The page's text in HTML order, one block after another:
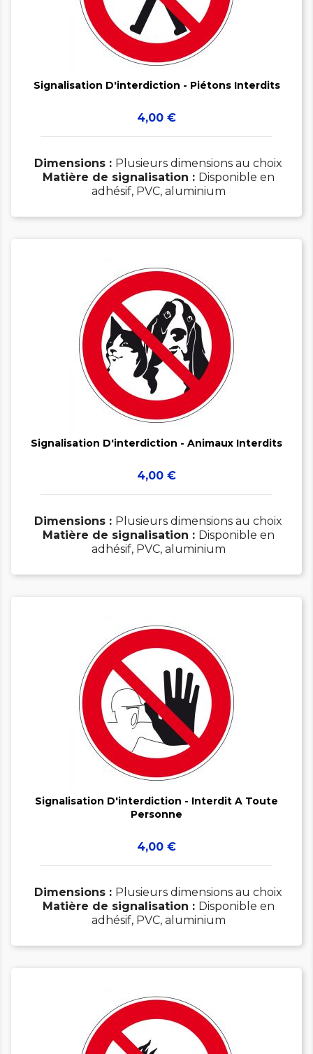

Signalisation D'interdiction - Piétons Interdits
Prix
4,00 €
Dimensions : Plusieurs dimensions au choix
Matière de signalisation : Disponible en
adhésif, PVC, aluminium

Signalisation D'interdiction - Animaux Interdits
Prix
4,00 €
Dimensions : Plusieurs dimensions au choix
Matière de signalisation : Disponible en
adhésif, PVC, aluminium

Signalisation D'interdiction - Interdit A Toute
Personne
Prix
4,00 €
Dimensions : Plusieurs dimensions au choix
Matière de signalisation : Disponible en
adhésif, PVC, aluminium